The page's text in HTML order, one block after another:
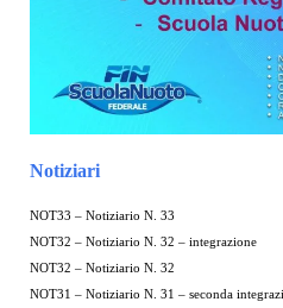
Notiziari
NOT33 – Notiziario N. 33
NOT32 – Notiziario N. 32 – integrazione
NOT32 – Notiziario N. 32
NOT31 – Notiziario N. 31 – seconda